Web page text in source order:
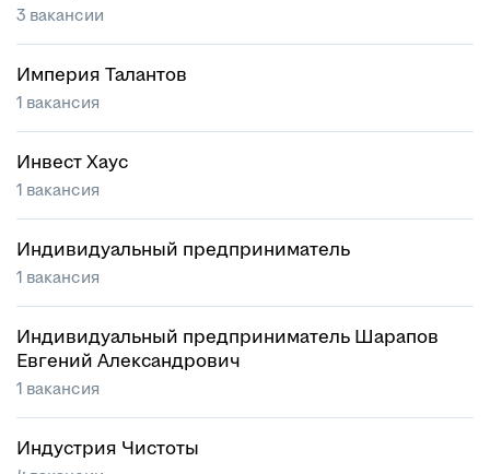
3 вакансии
Империя Талантов
1 вакансия
Инвест Хаус
1 вакансия
Индивидуальный предприниматель
1 вакансия
Индивидуальный предприниматель Шарапов
Евгений Александрович
1 вакансия
Индустрия Чистоты